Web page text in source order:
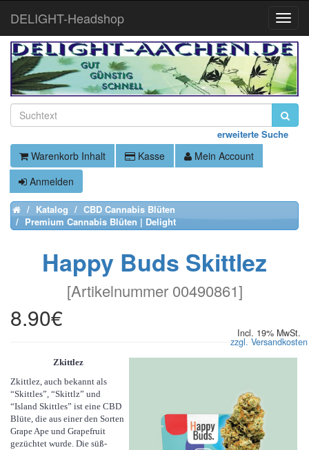
erweiterte Suche
Warenkorb Inhalt Kasse
Mein Account
Anmelden
HomeKatalog
CBD Cannabis Blüten
Premium Cannabis Blüten | Delight
Happy Buds Skittlez
[Artikelnummer 00490861]
8.90€
Incl. 19% MwSt.
zzgl. Versandkosten
Zkittlez
Zkittlez, auch bekannt als
“Skittles”, “Skittlz” und
“Island Skittles” ist eine CBD
Blüte, die aus einer den Sorten
Grape Ape und Grapefruit
gezüchtet wurde. Die süß-
Toggle
DELIGHT-Headshop